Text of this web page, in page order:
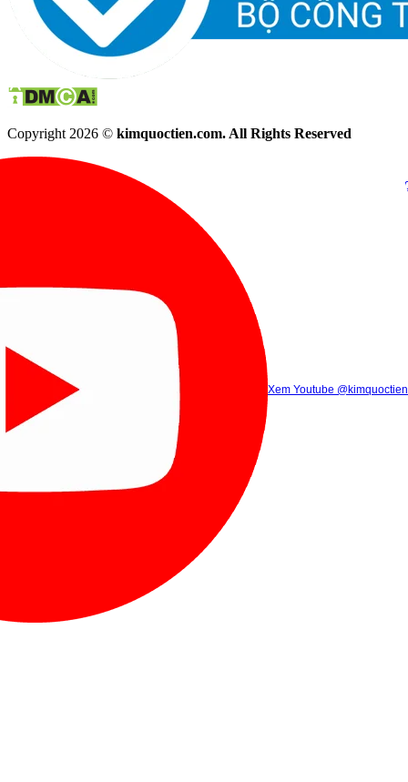
Copyright 2026 © kimquoctien.com. All Rights Reserved
Xem Tik Tok
(8h00 - 21h30)
(8h00 -
Gọi điện (8h00 - 21h30)
Xem Youtube @kimquoctien